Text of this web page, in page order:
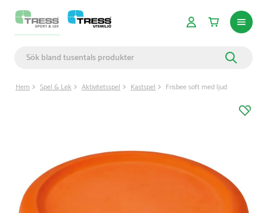
Hem Spel & Lek Aktivitetsspel Kastspel Frisbee soft med ljud